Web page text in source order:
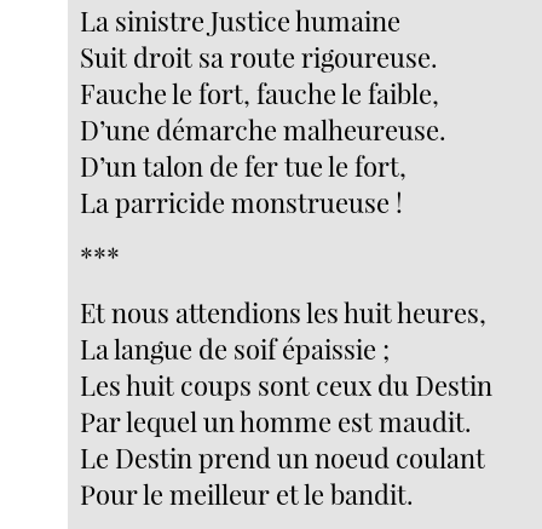
La sinistre Justice humaine
Suit droit sa route rigoureuse.
Fauche le fort, fauche le faible,
D’une démarche malheureuse.
D’un talon de fer tue le fort,
La parricide monstrueuse !
***
Et nous attendions les huit heures,
La langue de soif épaissie ;
Les huit coups sont ceux du Destin
Par lequel un homme est maudit.
Le Destin prend un noeud coulant
Pour le meilleur et le bandit.